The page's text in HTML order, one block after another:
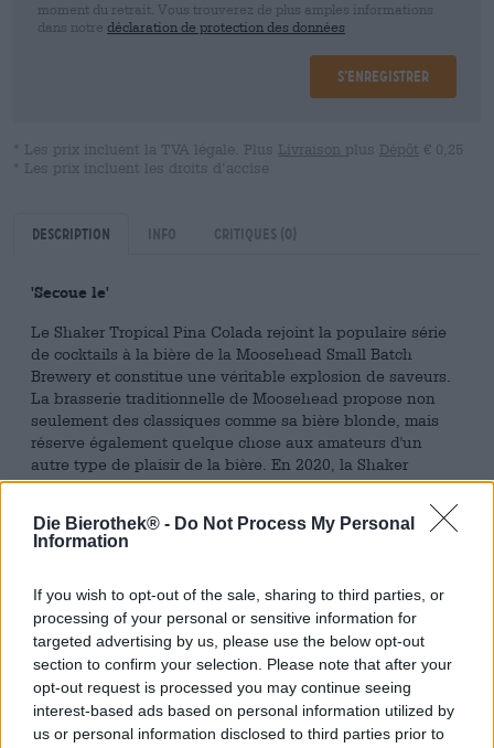
Die Bierothek® - Do Not Process My Personal
Information
If you wish to opt-out of the sale, sharing to third parties, or
processing of your personal or sensitive information for
targeted advertising by us, please use the below opt-out
section to confirm your selection. Please note that after your
opt-out request is processed you may continue seeing
interest-based ads based on personal information utilized by
us or personal information disclosed to third parties prior to
moment du retrait. Vous trouverez de plus amples informations
dans notre déclaration de protection des données
S’enregistrer
* Les prix incluent la TVA légale. Plus Livraison plus Dépôt € 0,25
* Les prix incluent les droits d’accise
Description Info Critiques (0)
'Secoue le'
Le Shaker Tropical Pina Colada rejoint la populaire série
de cocktails à la bière de la Moosehead Small Batch
Brewery et constitue une véritable explosion de saveurs.
La brasserie traditionnelle de Moosehead propose non
seulement des classiques comme sa bière blonde, mais
réserve également quelque chose aux amateurs d'un
autre type de plaisir de la bière. En 2020, la Shaker
Tropical Pina Colada a reçu le Canadian Brewing Award
Lorsque vous versez le shaker Pina Colada, un parfum
dans votre nez et reprend le caractère Pina Colada du
cocktail à la bière. Le Shaker Tropical Pina Colada
impressionne par son goût tropical. Les arômes sucrés de
noix de coco et fruités d'ananas s'harmonisent
parfaitement avec le goût amer de la bière. Une agréable
gazéification fait du Shaker Tropical Pina Colada un
plaisir léger à boire.